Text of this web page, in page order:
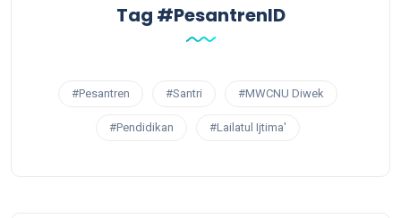
Tag #PesantrenID
#Pesantren #Santri #MWCNU Diwek
#Pendidikan #Lailatul Ijtima'